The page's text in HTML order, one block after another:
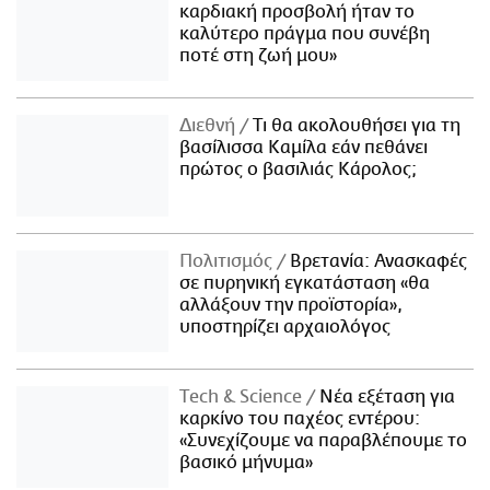
καρδιακή προσβολή ήταν το
καλύτερο πράγμα που συνέβη
ποτέ στη ζωή μου»
Διεθνή
Τι θα ακολουθήσει για τη
βασίλισσα Καμίλα εάν πεθάνει
πρώτος ο βασιλιάς Κάρολος;
Πολιτισμός
Βρετανία: Ανασκαφές
σε πυρηνική εγκατάσταση «θα
αλλάξουν την προϊστορία»,
υποστηρίζει αρχαιολόγος
Τech & Science
Νέα εξέταση για
καρκίνο του παχέος εντέρου:
«Συνεχίζουμε να παραβλέπουμε το
βασικό μήνυμα»